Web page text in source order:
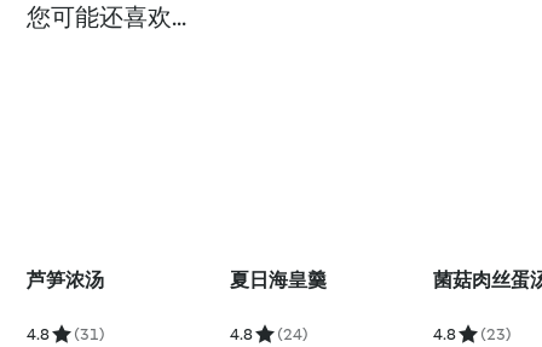
您可能还喜欢...
芦笋浓汤
4.8 (31)
夏日海皇羹
4.8 (24)
菌菇肉丝蛋
4.8 (23)